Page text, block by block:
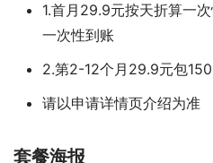
1.首月29.9元按天折算一
一次性到账
2.第2-12个月29.9元包
请以申请详情页介绍为准
套餐海报